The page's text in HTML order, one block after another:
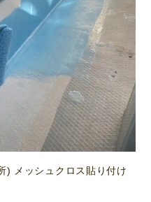
) メッシュクロス貼り付け